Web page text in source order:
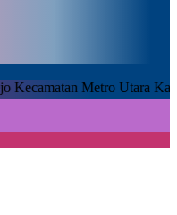
Metro Utara Kabupaten